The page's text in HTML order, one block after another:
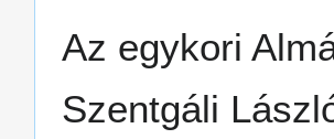
Az egykori
Szentgáli